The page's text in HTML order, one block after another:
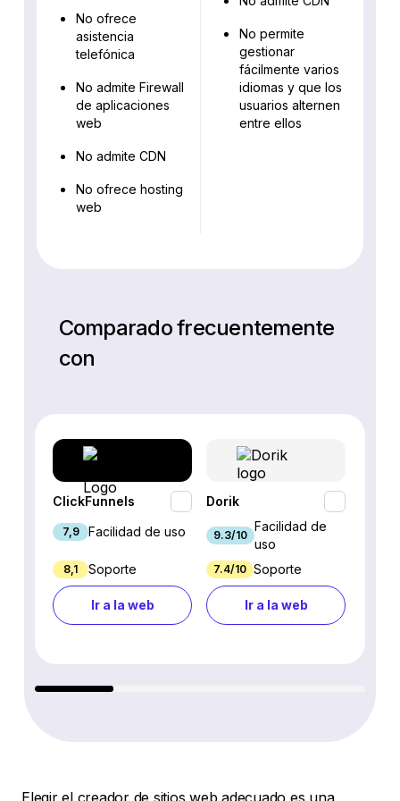
No ofrece
asistencia
telefónica
No admite Firewall
de aplicaciones
web
No admite CDN
No ofrece hosting
web
No permite
gestionar
fácilmente varios
idiomas y que los
usuarios alternen
entre ellos
Comparado frecuentemente
con
ClickFunnels
7,9 Facilidad de uso
8,1 Soporte
Ir a la web
Dorik
9.3/10
Facilidad de
uso
7.4/10 Soporte
Ir a la web
Elegir el creador de sitios web adecuado es una